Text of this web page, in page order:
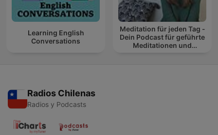
Learning English
Conversations
Meditation für jeden Tag -
Dein Podcast für geführte
Meditationen und
Radios Chilenas
Radios y Podcasts